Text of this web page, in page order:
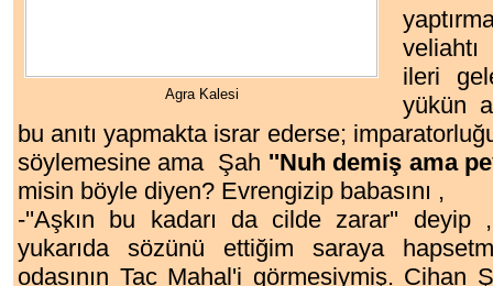
Agra Kalesi
ileri
yükün
bu anıtı yapmakta israr ederse;
söylemesine ama Şah ''Nuh demiş ama
misin böyle diyen? Evrengizip babasını ,
-''Aşkın bu kadarı da cilde zarar''
yukarıda sözünü ettiğim saraya
odasının Tac Mahal'i görmesiymiş. Cihan